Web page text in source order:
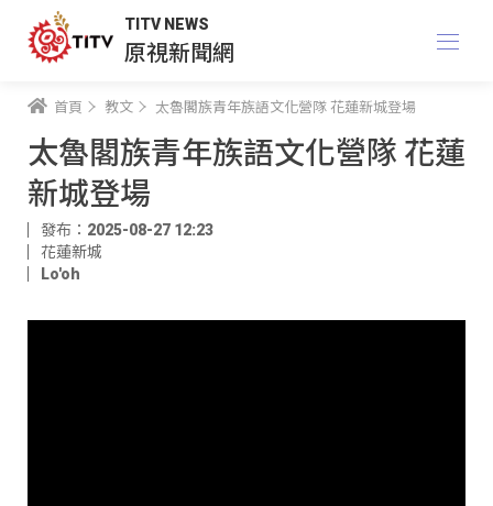
TITV NEWS
原視新聞網
首頁 教文 太魯閣族青年族語文化營隊 花蓮新城登場
太魯閣族青年族語文化營隊 花蓮
新城登場
發布：2025-08-27 12:23
花蓮新城
Lo'oh